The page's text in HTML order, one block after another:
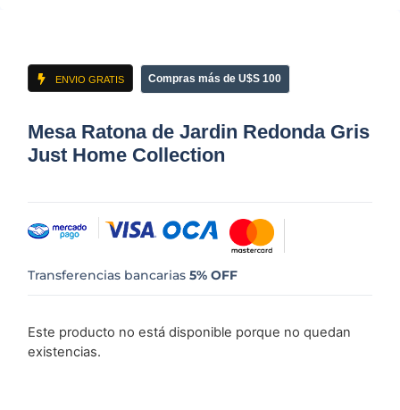
ENVIO GRATIS Compras más de U$S 100
Mesa Ratona de Jardin Redonda Gris
Just Home Collection
Transferencias bancarias5% OFF
Este producto no está disponible porque no quedan
existencias.